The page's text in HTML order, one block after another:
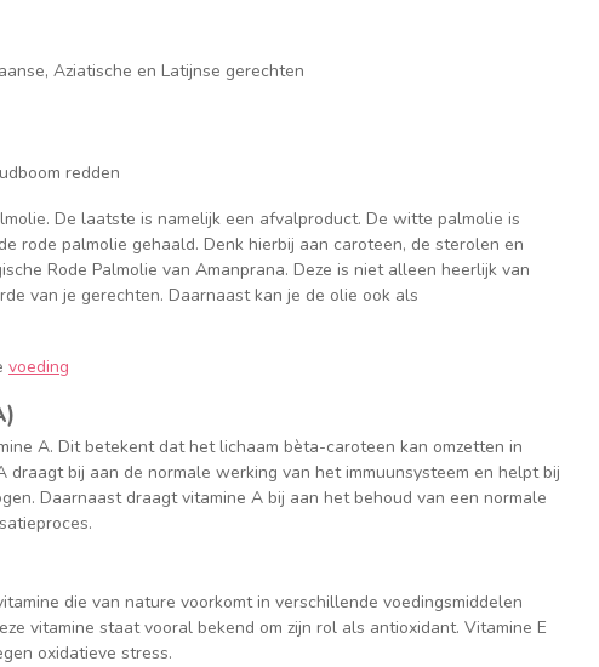
Aziatische en Latijnse gerechten
redden
De laatste is namelijk een afvalproduct. De witte palmolie is
rode palmolie gehaald. Denk hierbij aan caroteen, de sterolen en
Rode Palmolie van Amanprana. Deze is niet alleen heerlijk van
van je gerechten. Daarnaast kan je de olie ook als
voeding
A. Dit betekent dat het lichaam bèta-caroteen kan omzetten in
bij aan de normale werking van het immuunsysteem en helpt bij
Daarnaast draagt vitamine A bij aan het behoud van een normale
die van nature voorkomt in verschillende voedingsmiddelen
vitamine staat vooral bekend om zijn rol als antioxidant. Vitamine E
oxidatieve stress.